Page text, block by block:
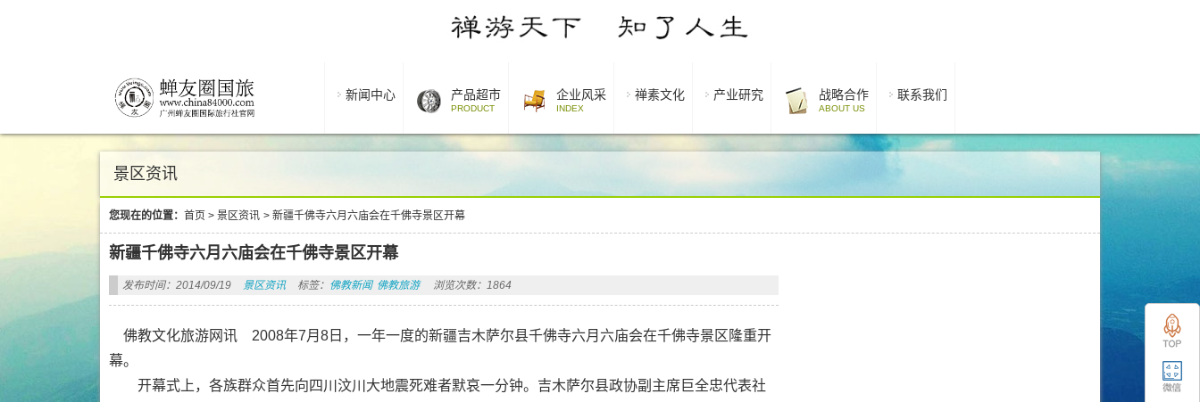
新闻中心 产品超市
PRODUCT
企业风采
INDEX
禅素文化 产业研究 战略合作
ABOUT US
联系我们
景区资讯
您现在的位置： 首页 > 景区资讯 > 新疆千佛寺六月六庙会在千佛寺景区开幕
新疆千佛寺六月六庙会在千佛寺景区开幕
发布时间：2014/09/19 景区资讯 标签： 佛教新闻 佛教旅游 浏览次数：1864
佛教文化旅游网讯 2008年7月8日，一年一度的新疆吉木萨尔县千佛寺六月六庙会在千佛寺景区隆重开
幕。
开幕式上，各族群众首先向四川汶川大地震死难者默哀一分钟。吉木萨尔县政协副主席巨全忠代表社